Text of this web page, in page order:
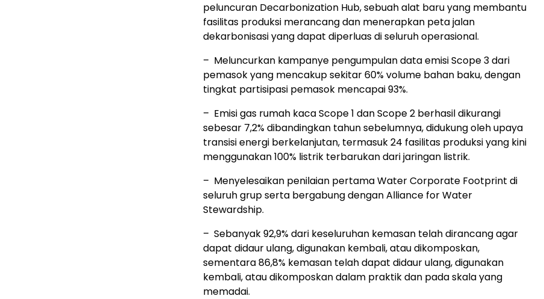
peluncuran Decarbonization Hub, sebuah alat baru yang membantu
fasilitas produksi merancang dan menerapkan peta jalan
dekarbonisasi yang dapat diperluas di seluruh operasional.
– Meluncurkan kampanye pengumpulan data emisi Scope 3 dari
pemasok yang mencakup sekitar 60% volume bahan baku, dengan
tingkat partisipasi pemasok mencapai 93%.
– Emisi gas rumah kaca Scope 1 dan Scope 2 berhasil dikurangi
sebesar 7,2% dibandingkan tahun sebelumnya, didukung oleh upaya
transisi energi berkelanjutan, termasuk 24 fasilitas produksi yang kini
menggunakan 100% listrik terbarukan dari jaringan listrik.
– Menyelesaikan penilaian pertama Water Corporate Footprint di
seluruh grup serta bergabung dengan Alliance for Water
Stewardship.
– Sebanyak 92,9% dari keseluruhan kemasan telah dirancang agar
dapat didaur ulang, digunakan kembali, atau dikomposkan,
sementara 86,8% kemasan telah dapat didaur ulang, digunakan
kembali, atau dikomposkan dalam praktik dan pada skala yang
memadai.